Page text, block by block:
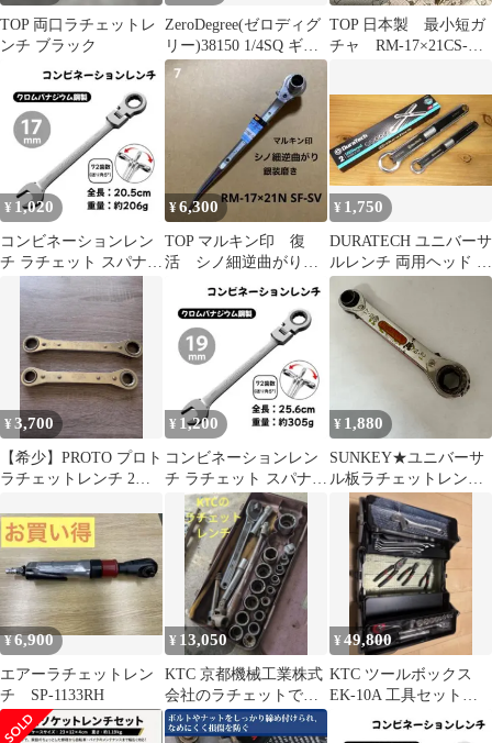
TOP 両口ラチェットレ
ンチ ブラック
ZeroDegree(ゼロディグ
リー)38150 1/4SQ ギア
レスラチェット
TOP 日本製 最小短ガ
チャ RM-17×21CS-M
¥ 1,020
コンビネーションレン
チ ラチェット スパナ
メガネレンチ 車整備
【17mm】
¥6,300
TOP マルキン印 復
活 シノ細逆曲がり
銀磨き ラチェットレ
¥ 1,750
DURATECH ユニバーサ
ルレンチ 両用ヘッド サ
イズ調整可能 2本組
¥3,700
【希少】PROTO プロト
ラチェットレンチ 2本
¥ 1,200
コンビネーションレン
チ ラチェット スパナ
メガネレンチ 車整備
【19mm】
¥ 1,880
SUNKEY★ユニバーサ
ル板ラチェットレンチ
★TRW-3BU★4サイズ
★13×17★19×21★板ラ
チェ★サンキー★首振
り★多機能★配管★足
場★電設★機械整備★
自動車★バイク
★DIY★工具★ハンド
ツール
★Ratchet★Wrench★三
共★ペイント跡
¥6,900
エアーラチェットレン
チ SP-1133RH
¥ 13,050
KTC 京都機械工業株式
会社のラチェットです
(⁠✿⁠^⁠‿⁠^⁠)
¥49,800
KTC ツールボックス
EK-10A 工具セット合
計 57点 未使用品多